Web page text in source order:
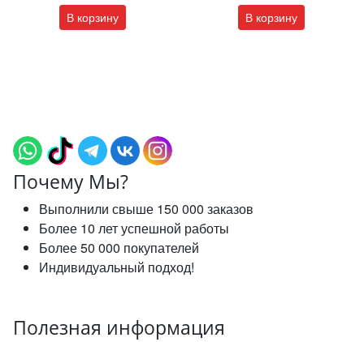
В корзину В корзину
Почему Мы?
Выполнили свыше 150 000 заказов
Более 10 лет успешной работы
Более 50 000 покупателей
Индивидуальный подход!
Полезная информация